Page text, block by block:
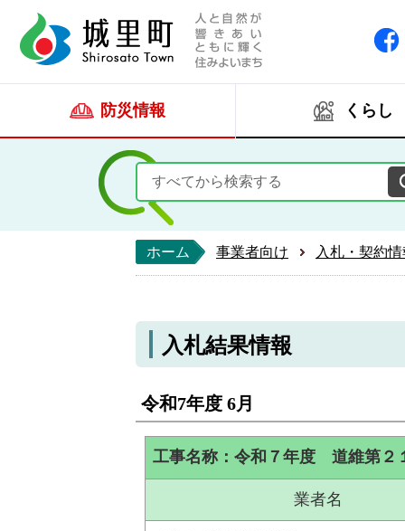
防災情報 くらし
ホーム 事業者向け 入札・契約
入札結果情報
令和7年度 6月
工事名称：令和７年度 道維第２
業者名